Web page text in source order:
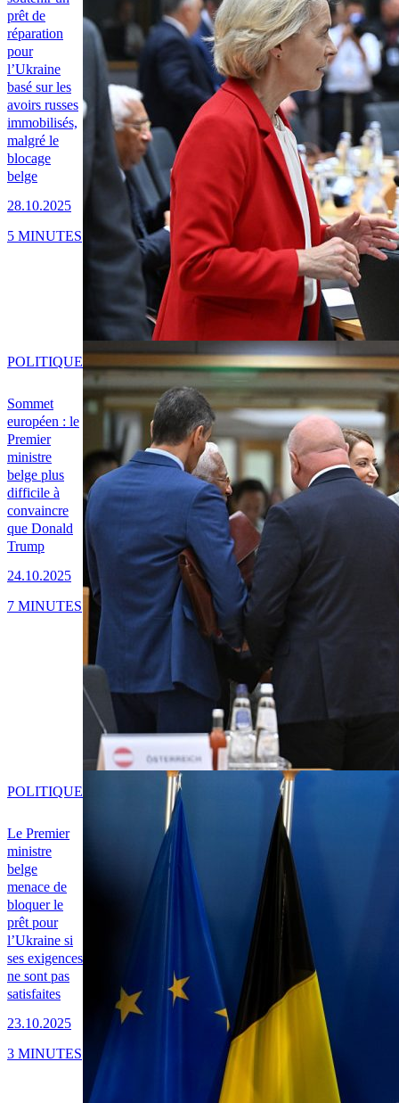
prêt de
réparation
pour
l’Ukraine
basé sur les
avoirs russes
immobilisés,
malgré le
blocage
belge
28.10.2025
5 MINUTES
Sommet
européen : le
Premier
ministre
belge plus
difficile à
convaincre
que Donald
Trump
24.10.2025
POLITIQUE
7 MINUTES
Le Premier
ministre
belge
menace de
bloquer le
prêt pour
l’Ukraine si
ses exigences
ne sont pas
satisfaites
23.10.2025
POLITIQUE
3 MINUTES